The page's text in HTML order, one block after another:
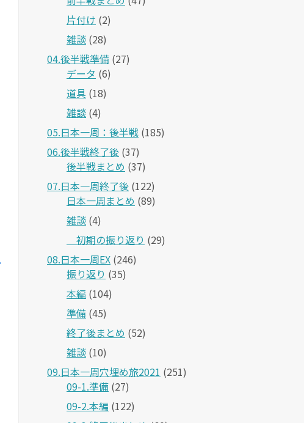
片付け (2)
雑談 (28)
04.後半戦準備 (27)
データ (6)
道具 (18)
雑談 (4)
05.日本一周：後半戦 (185)
06.後半戦終了後 (37)
後半戦まとめ (37)
07.日本一周終了後 (122)
日本一周まとめ (89)
雑談 (4)
＿初期の振り返り (29)
08.日本一周EX (246)
振り返り (35)
本編 (104)
準備 (45)
終了後まとめ (52)
雑談 (10)
09.日本一周穴埋め旅2021 (251)
09-1.準備 (27)
09-2.本編 (122)